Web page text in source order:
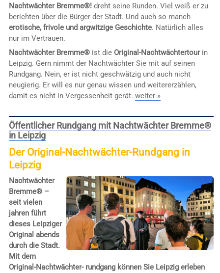
Nachtwächter Bremme®!dreht seine Runden. Viel weiß er zu
berichten über die Bürger der Stadt. Und auch so manch
erotische, frivole und argwitzige Geschichte. Natürlich alles
nur im Vertrauen.
Nachtwächter Bremme®ist die Original-Nachtwächtertourin
Leipzig. Gern nimmt der Nachtwächter Sie mit auf seinen
Rundgang. Nein, er ist nicht geschwätzig und auch nicht
neugierig. Er will es nur genau wissen und weitererzählen,
damit es nicht in Vergessenheit gerät. weiter »
Öffentlicher Rundgang mit Nachtwächter Bremme®
in Leipzig
Der Original-Nachtwächter-Rundgang in
Leipzig
Nachtwächter
Bremme® –
seit vielen
jahren führt
dieses Leipziger
Original abends
durch die Stadt.
Mit dem
Original-Nachtwächter- rundgang können Sie Leipzig erleben